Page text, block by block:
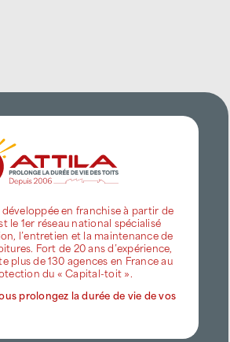
en franchise à partir de
le 1er réseau national spécialisé
l’entretien et la maintenance de
Fort de 20 ans d’expérience,
plus de 130 agences en France au
du « Capital-toit ».
prolongez la durée de vie de vos